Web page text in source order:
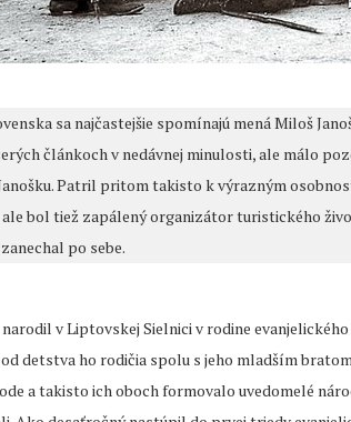
sa najčastejšie spomínajú mená Miloš
článkoch v nedávnej minulosti, ale málo
Patril pritom takisto k výrazným
bol tiež zapálený organizátor turistického
po sebe.
narodil v Liptovskej Sielnici v rodine
od detstva ho rodičia spolu s jeho mladším
a takisto ich oboch formovalo uvedomelé